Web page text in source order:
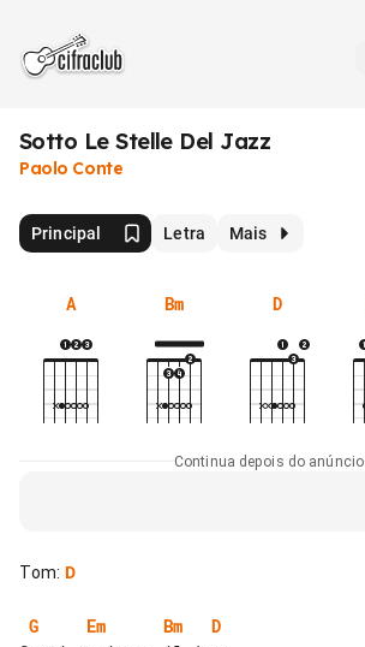
Sotto Le Stelle Del Jazz
Paolo Conte
Principal Letra Mais
A Bm D
Continua depois do anúncio
Tom: D
G Em Bm
D